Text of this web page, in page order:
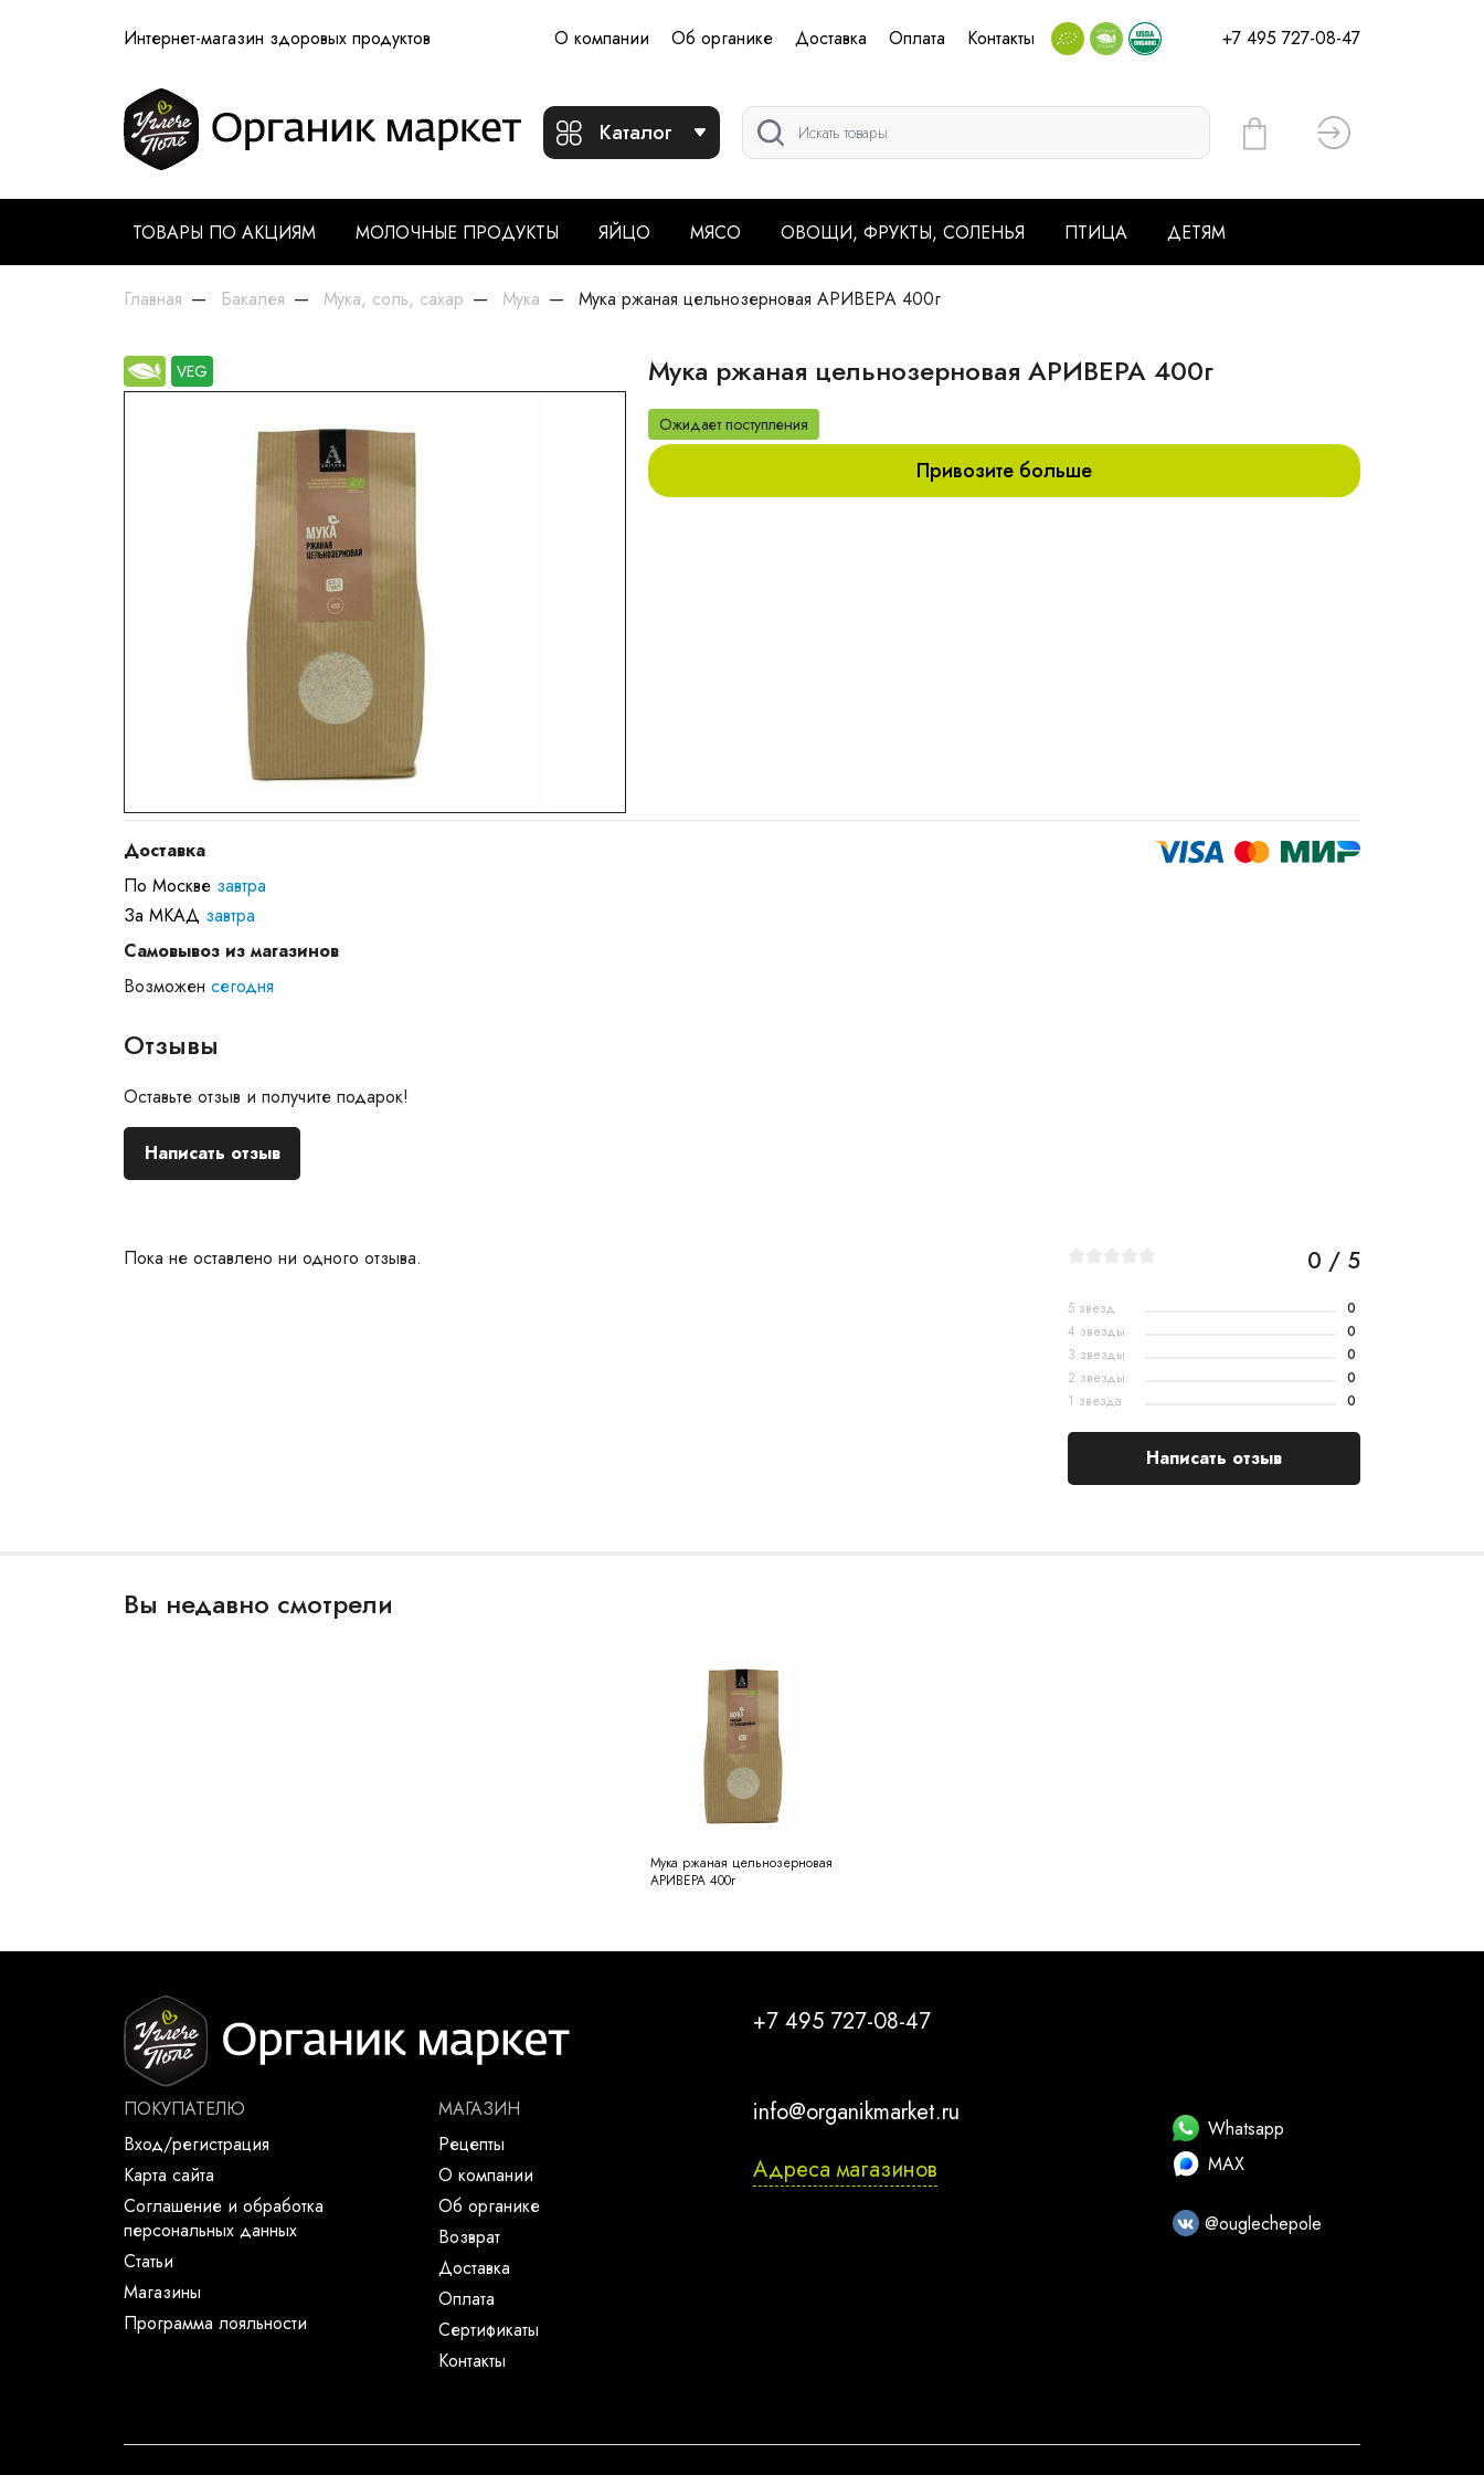
Интернет-магазин здоровых продуктов О компании Об органике Доставка Оплата Контакты +7 495 727-08-47
Каталог Вход
ТОВАРЫ ПО АКЦИЯМ МОЛОЧНЫЕ ПРОДУКТЫ ЯЙЦО МЯСО ОВОЩИ, ФРУКТЫ, СОЛЕНЬЯ ПТИЦА ДЕТЯМ
Главная Бакалея Мука, соль, сахар Мука Мука ржаная цельнозерновая АРИВЕРА 400г
VEG Мука ржаная цельнозерновая АРИВЕРА 400г
Ожидает поступления
Привозите больше
Доставка
По Москве завтра
За МКАД завтра
Самовывоз из магазинов
Возможен сегодня
Отзывы
Оставьте отзыв и получите подарок!
Написать отзыв
Пока не оставлено ни одного отзыва. 0 / 5
5 звезд
0
4 звезды
0
3 звезды
0
2 звезды
0
1 звезда
0
Написать отзыв
Вы недавно смотрели
Мука ржаная цельнозерновая
АРИВЕРА 400г
ПОКУПАТЕЛЮ
Вход/регистрация
Карта сайта
Соглашение и обработка
персональных данных
Статьи
Магазины
Программа лояльности
МАГАЗИН
Рецепты
О компании
Об органике
Возврат
Доставка
Оплата
Сертификаты
Контакты
+7 495 727-08-47
info@organikmarket.ru
Адреса магазинов
Whatsapp
MAX
@ouglechepole